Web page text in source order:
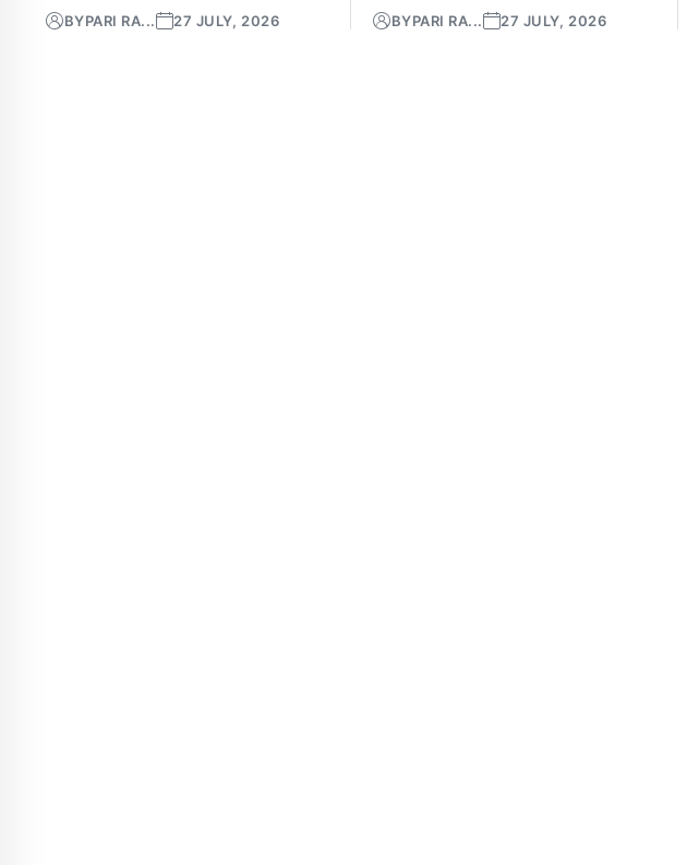
BYPARI RA... 27 JULY, 2026 BYPARI RA... 27 JULY, 2026